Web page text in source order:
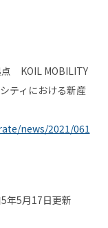
点 KOIL MOBILITY
ティにおける新産
news/2021/061
5年5月17日更新